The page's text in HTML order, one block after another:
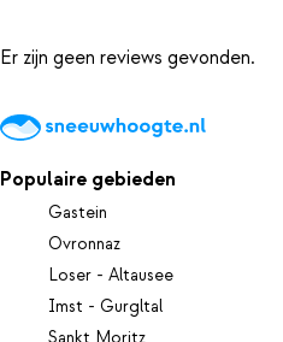
Er zijn geen reviews gevonden.
Populaire gebieden
Gastein
Ovronnaz
Loser - Altausee
Imst - Gurgltal